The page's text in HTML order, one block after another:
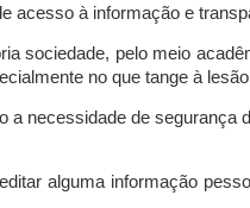
acesso à informação e
sociedade, pelo meio
no que tange à
necessidade de
alguma informação